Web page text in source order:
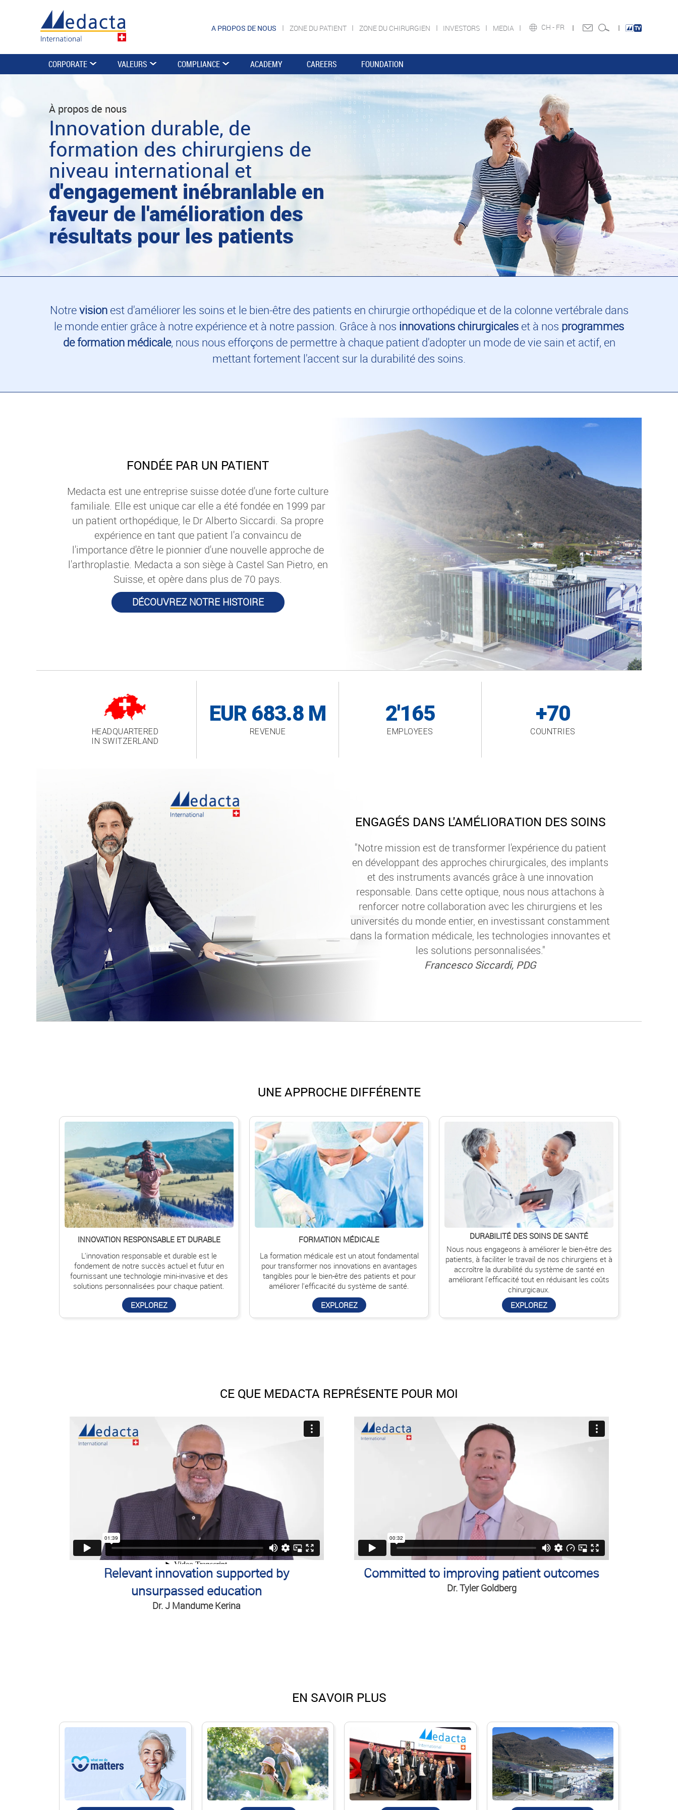
CH - FR
A PROPOS DE NOUS ZONE DU PATIENT ZONE DU CHIRURGIEN INVESTORS MEDIA
CORPORATE VALEURS COMPLIANCE ACADEMY CAREERS FOUNDATION
À propos de nous
Innovation durable, de
formation des chirurgiens de
niveau international et
d'engagement inébranlable en
faveur de l'amélioration des
résultats pour les patients
Notrevision est d'améliorer les soins et le bien-être des patients en chirurgie orthopédique et de la colonne vertébrale dans
le monde entier grâce à notre expérience et à notre passion. Grâce à nos innovations chirurgicales et à nos programmes
de formation médicale, nous nous efforçons de permettre à chaque patient d'adopter un mode de vie sain et actif, en
mettant fortement l'accent sur la durabilité des soins.
FONDÉE PAR UN PATIENT
Medacta est une entreprise suisse dotée d'une forte culture
familiale. Elle est unique car elle a été fondée en 1999 par
un patient orthopédique, le Dr Alberto Siccardi. Sa propre
expérience en tant que patient l'a convaincu de
l'importance d'être le pionnier d'une nouvelle approche de
l'arthroplastie. Medacta a son siège à Castel San Pietro, en
Suisse, et opère dans plus de 70 pays.
DÉCOUVREZ NOTRE HISTOIRE
HEADQUARTERED
IN SWITZERLAND
EUR 683.8 M
REVENUE
2'165
EMPLOYEES
+70
COUNTRIES
ENGAGÉS DANS L'AMÉLIORATION DES SOINS
"Notre mission est de transformer l'expérience du patient
en développant des approches chirurgicales, des implants
et des instruments avancés grâce à une innovation
responsable. Dans cette optique, nous nous attachons à
renforcer notre collaboration avec les chirurgiens et les
universités du monde entier, en investissant constamment
dans la formation médicale, les technologies innovantes et
les solutions personnalisées."
Francesco Siccardi, PDG
UNE APPROCHE DIFFÉRENTE
INNOVATION RESPONSABLE ET DURABLE
L'innovation responsable et durable est le
fondement de notre succès actuel et futur en
fournissant une technologie mini-invasive et des
solutions personnalisées pour chaque patient.
EXPLOREZ
FORMATION MÉDICALE
La formation médicale est un atout fondamental
pour transformer nos innovations en avantages
tangibles pour le bien-être des patients et pour
améliorer l'efficacité du système de santé.
EXPLOREZ
DURABILITÉ DES SOINS DE SANTÉ
Nous nous engageons à améliorer le bien-être des
patients, à faciliter le travail de nos chirurgiens et à
accroître la durabilité du système de santé en
améliorant l'efficacité tout en réduisant les coûts
chirurgicaux.
EXPLOREZ
CE QUE MEDACTA REPRÉSENTE POUR MOI
Relevant innovation supported by
unsurpassed education
Dr. J Mandume Kerina
Committed to improving patient outcomes
Dr. Tyler Goldberg
EN SAVOIR PLUS